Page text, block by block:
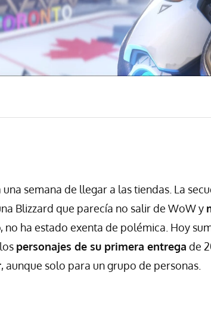
una semana de llegar a las tiendas. La
Blizzard que parecía no salir de WoW y
ha estado exenta de polémica. Hoy
personajes de su primera entrega de
, aunque solo para un grupo de personas.